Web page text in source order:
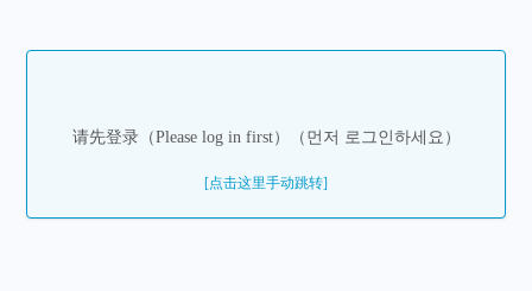
请先登录（Please log in first）（먼저 로그인하세요）
[点击这里手动跳转]